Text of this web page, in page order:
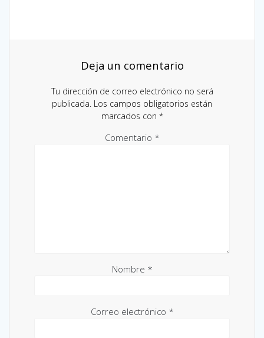
Deja un comentario
Tu dirección de correo electrónico no será
publicada. Los campos obligatorios están
marcados con *
Comentario *
Nombre *
Correo electrónico *